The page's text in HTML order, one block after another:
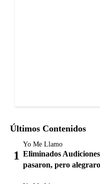
Últimos Contenidos
Yo Me Llamo
Eliminados
pasaron, pero